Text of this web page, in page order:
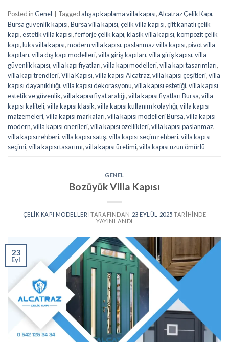
Posted inGenel Tagged ahşap kaplama villa kapısı,Alcatraz Çelik Kapı,
Bursa güvenlik kapısı,Bursa villa kapısı,çelik villa kapısı,çift kanatlı çelik
kapı,estetik villa kapısı,ferforje çelik kapı,klasik villa kapısı,kompozit çelik
kapı,lüks villa kapısı,modern villa kapısı,paslanmaz villa kapısı,pivot villa
kapıları,villa dış kapı modelleri,villa giriş kapıları,villa giriş kapısı,villa
güvenlik kapısı,villa kapı fiyatları,villa kapı modelleri,villa kapı tasarımları,
villa kapı trendleri,Villa Kapısı,villa kapısı Alcatraz,villa kapısı çeşitleri,villa
kapısı dayanıklılığı,villa kapısı dekorasyonu,villa kapısı estetiği,villa kapısı
estetik ve güvenlik,villa kapısı fiyat aralığı,villa kapısı fiyatları Bursa,villa
kapısı kaliteli,villa kapısı klasik,villa kapısı kullanım kolaylığı,villa kapısı
malzemeleri,villa kapısı markaları,villa kapısı modelleri Bursa,villa kapısı
modern,villa kapısı önerileri,villa kapısı özellikleri,villa kapısı paslanmaz,
villa kapısı rehberi,villa kapısı satış,villa kapısı seçim rehberi,villa kapısı
seçimi,villa kapısı tasarımı,villa kapısı üretimi,villa kapısı uzun ömürlü
GENEL
Bozüyük Villa Kapısı
ÇELIK KAPI MODELLERI TARAFINDAN 23 EYLÜL 2025 TARIHINDE
YAYINLANDI
23
Eyl